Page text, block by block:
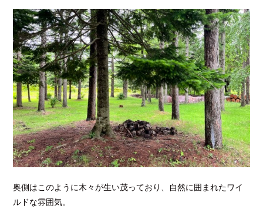
奥側はこのように木々が生い茂っており、自然に囲まれたワイ
ルドな雰囲気。